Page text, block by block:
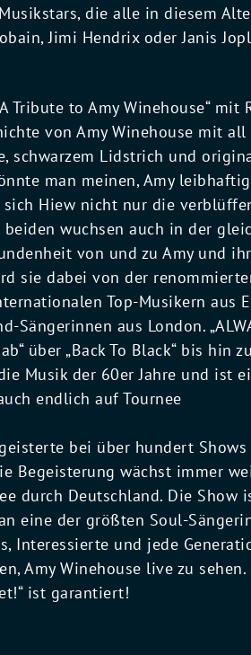
die alle in diesem
Jimi Hendrix oder Janis
Tribute to Amy Winehouse“ mit
von Amy Winehouse mit
schwarzem Lidstrich und
man meinen, Amy
Hiew nicht nur die
wuchsen auch in der
von und zu Amy und
sie dabei von der
Top-Musikern aus
aus London.
über „Back To Black“ bis hin zu
Musik der 60er Jahre und ist
endlich auf Tournee
bei über hundert
Begeisterung wächst immer
durch Deutschland. Die Show
eine der größten Soul-
Interessierte und jede
Amy Winehouse live zu
ist garantiert!